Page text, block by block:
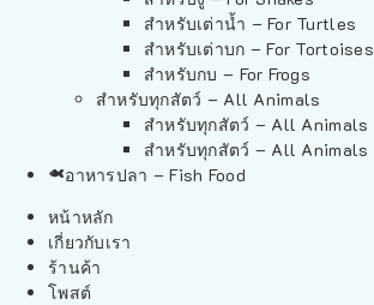
สำหรับเต่าน้ำ – For Turtles
สำหรับเต่าบก – For Tortoises
สำหรับกบ – For Frogs
สำหรับทุกสัตว์ – All Animals
สำหรับทุกสัตว์ – All Animals
สำหรับทุกสัตว์ – All Animals
อาหารปลา – Fish Food
หน้าหลัก
เกี่ยวกับเรา
ร้านค้า
โพสต์